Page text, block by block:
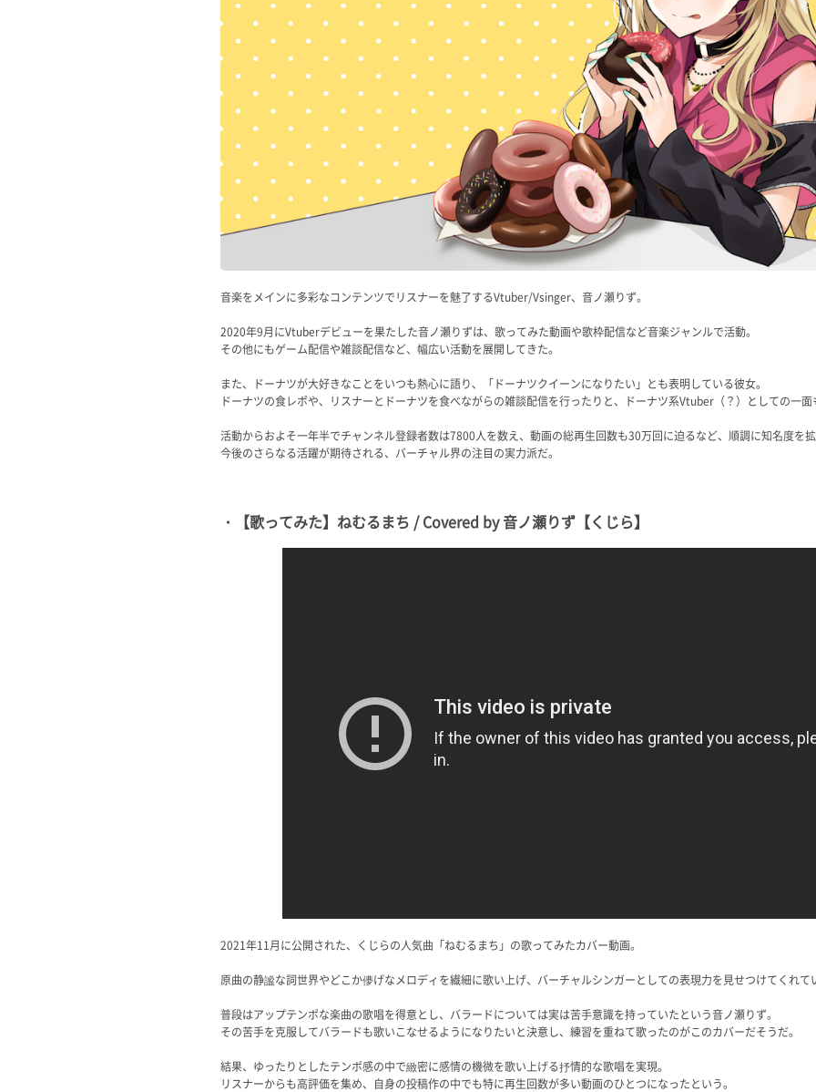
音楽をメインに多彩なコンテンツでリスナーを魅了するVtuber/Vsinger、音ノ瀬りず。
2020年9月にVtuberデビューを果たした音ノ瀬りずは、歌ってみた動画や歌枠配信など音楽ジャンルで活動。
その他にもゲーム配信や雑談配信など、幅広い活動を展開してきた。
また、ドーナツが大好きなことをいつも熱心に語り、「ドーナツクイーンになりたい」とも表明している彼女。
ドーナツの食レポや、リスナーとドーナツを食べながらの雑談配信を行ったりと、ドーナツ系Vtuber（？）としての一
活動からおよそ一年半でチャンネル登録者数は7800人を数え、動画の総再生回数も30万回に迫るなど、順調に知名度を
今後のさらなる活躍が期待される、バーチャル界の注目の実力派だ。
・【歌ってみた】ねむるまち / Covered by 音ノ瀬りず【くじら】
2021年11月に公開された、くじらの人気曲「ねむるまち」の歌ってみたカバー動画。
原曲の静謐な詞世界やどこか儚げなメロディを繊細に歌い上げ、バーチャルシンガーとしての表現力を見せつけてくれて
普段はアップテンポな楽曲の歌唱を得意とし、バラードについては実は苦手意識を持っていたという音ノ瀬りず。
その苦手を克服してバラードも歌いこなせるようになりたいと決意し、練習を重ねて歌ったのがこのカバーだそうだ。
結果、ゆったりとしたテンポ感の中で緻密に感情の機微を歌い上げる抒情的な歌唱を実現。
リスナーからも高評価を集め、自身の投稿作の中でも特に再生回数が多い動画のひとつになったという。